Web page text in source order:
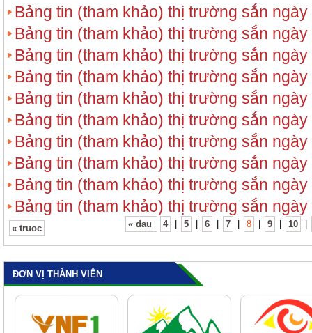
Bảng tin (tham khảo) thị trường sắn
Bảng tin (tham khảo) thị trường sắn
Bảng tin (tham khảo) thị trường sắn
Bảng tin (tham khảo) thị trường sắn ngày
Bảng tin (tham khảo) thị trường sắn ngày
Bảng tin (tham khảo) thị trường sắn ngày
Bảng tin (tham khảo) thị trường sắn ngày
Bảng tin (tham khảo) thị trường sắn
Bảng tin (tham khảo) thị trường sắn
Bảng tin (tham khảo) thị trường sắn
« dau
« truoc 4 5 6 7 8 9 10
ĐƠN VỊ THÀNH VIÊN